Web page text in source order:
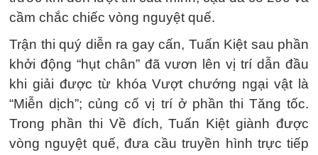
cầm chắc chiếc vòng nguyệt quế.
Trận thi quý diễn ra gay cấn, Tuấn Kiệt sau phần
khởi động “hụt chân” đã vươn lên vị trí dẫn đầu
khi giải được từ khóa Vượt chướng ngại vật là
“Miễn dịch”; củng cố vị trí ở phần thi Tăng tốc.
Trong phần thi Về đích, Tuấn Kiệt giành được
vòng nguyệt quế, đưa cầu truyền hình trực tiếp